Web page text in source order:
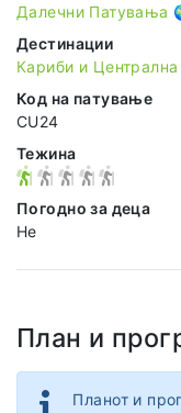
Далечни Патувања
Дестинации
Кариби и
Код на патување
CU24
Тежина
Погодно за деца
Не
План и
Планот и